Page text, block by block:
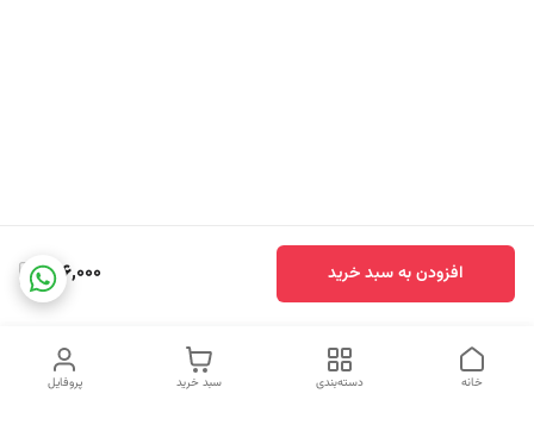
696,000 افزودن به سبد خرید
پروفایل سبد خرید دسته‌بندی خانه